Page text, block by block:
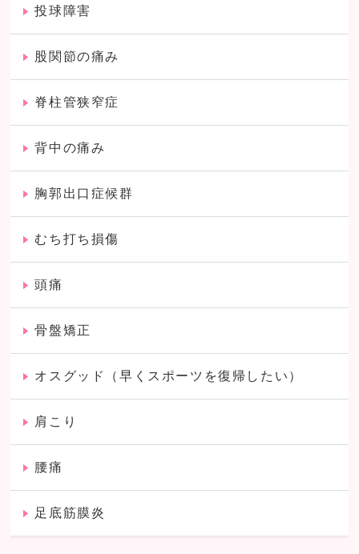
投球障害
股関節の痛み
脊柱管狭窄症
背中の痛み
胸郭出口症候群
むち打ち損傷
頭痛
骨盤矯正
オスグッド（早くスポーツを復帰したい）
肩こり
腰痛
足底筋膜炎